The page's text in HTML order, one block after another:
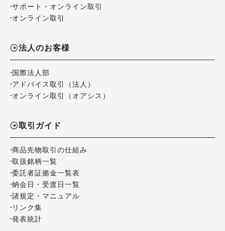
サポート・オンライン取引
オンライン取引
法人のお客様
国際法人部
アドバイス取引（法人）
オンライン取引（オアシス）
取引ガイド
商品先物取引の仕組み
取扱銘柄一覧
委託者証拠金一覧表
納会日・受渡日一覧
諸規定・マニュアル
リンク集
発表統計